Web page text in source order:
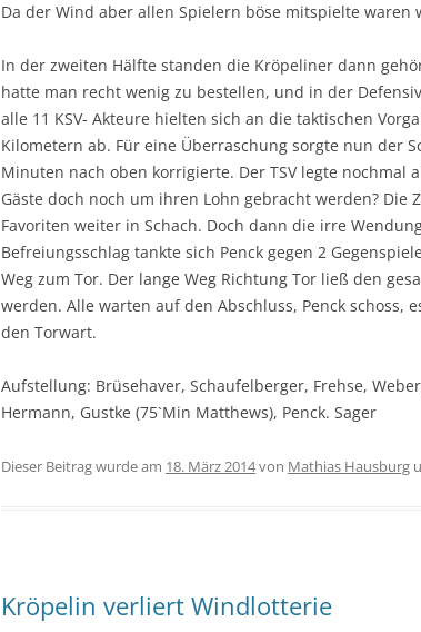
Da der Wind aber allen Spielern böse mitspielte waren
In der zweiten Hälfte standen die Kröpeliner dann
hatte man recht wenig zu bestellen, und in der
alle 11 KSV- Akteure hielten sich an die taktischen
Kilometern ab. Für eine Überraschung sorgte nun der
Minuten nach oben korrigierte. Der TSV legte nochmal
Gäste doch noch um ihren Lohn gebracht werden?
Favoriten weiter in Schach. Doch dann die irre
Befreiungsschlag tankte sich Penck gegen 2
Weg zum Tor. Der lange Weg Richtung Tor ließ den
werden. Alle warten auf den Abschluss, Penck schoss,
den Torwart.
Aufstellung: Brüsehaver, Schaufelberger, Frehse,
Hermann, Gustke (75`Min Matthews), Penck. Sager
Dieser Beitrag wurde am 18. März 2014von Mathias Hausburg
Kröpelin verliert Windlotterie